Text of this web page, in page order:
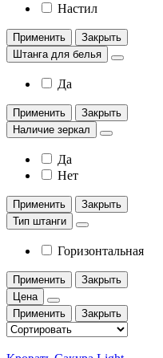
Настил
Применить
Закрыть
Штанга для белья
Да
Применить
Закрыть
Наличие зеркал
Да
Нет
Применить
Закрыть
Тип штанги
Горизонтальная
Применить
Закрыть
Цена
Применить
Закрыть